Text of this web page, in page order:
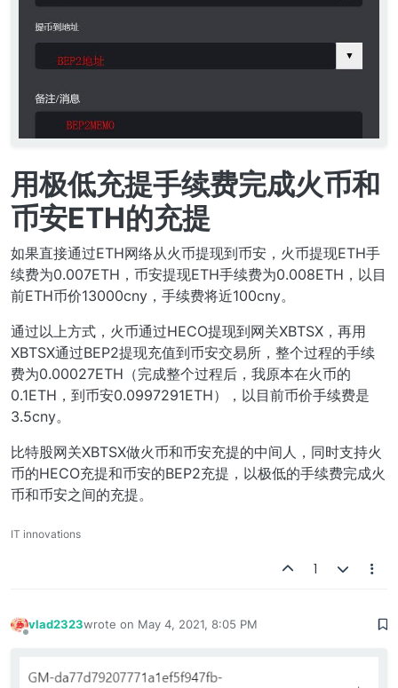
用极低充提手续费完成火币和
币安ETH的充提
如果直接通过ETH网络从火币提现到币安，火币提现ETH手
续费为0.007ETH，币安提现ETH手续费为0.008ETH，以目
前ETH币价13000cny，手续费将近100cny。
通过以上方式，火币通过HECO提现到网关XBTSX，再用
XBTSX通过BEP2提现充值到币安交易所，整个过程的手续
费为0.00027ETH（完成整个过程后，我原本在火币的
0.1ETH，到币安0.0997291ETH），以目前币价手续费是
3.5cny。
比特股网关XBTSX做火币和币安充提的中间人，同时支持火
币的HECO充提和币安的BEP2充提，以极低的手续费完成火
币和币安之间的充提。
IT innovations
1
vlad2323wrote on May 4, 2021, 8:05 PM
last edited by